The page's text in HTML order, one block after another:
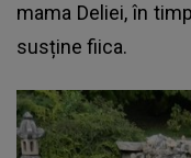
mama Deliei, în
susține fiica.